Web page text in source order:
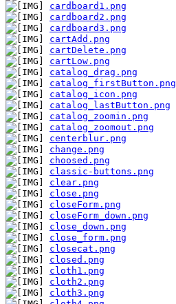
cardboard1.png
cardboard2.png
cardboard3.png
cartAdd.png
cartDelete.png
cartLow.png
catalog_drag.png
catalog_firstButton.png
catalog_icon.png
catalog_lastButton.png
catalog_zoomin.png
catalog_zoomout.png
centerblur.png
change.png
choosed.png
classic-buttons.png
clear.png
close.png
closeForm.png
closeForm_down.png
close_down.png
close_form.png
closecat.png
closed.png
cloth1.png
cloth2.png
cloth3.png